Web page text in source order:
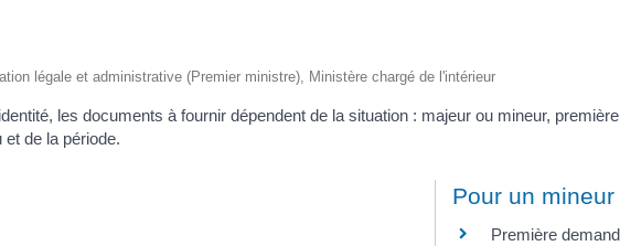
légale et administrative (Premier ministre), Ministère chargé de l'intérieur
les documents à fournir dépendent de la situation : majeur ou mineur,
de la période.
Pour un mineur
Première